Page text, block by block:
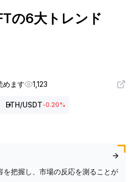
の6大トレンド
めます 1,123
ETH/USDT-0.20%
を把握し、市場の反応を測ることが